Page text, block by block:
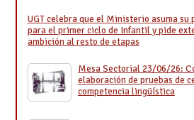
UGT celebra que el Ministerio asuma su
para el primer ciclo de Infantil y pide
ambición al resto de etapas
Mesa Sectorial 23/06/26:
elaboración de pruebas de
competencia lingüística